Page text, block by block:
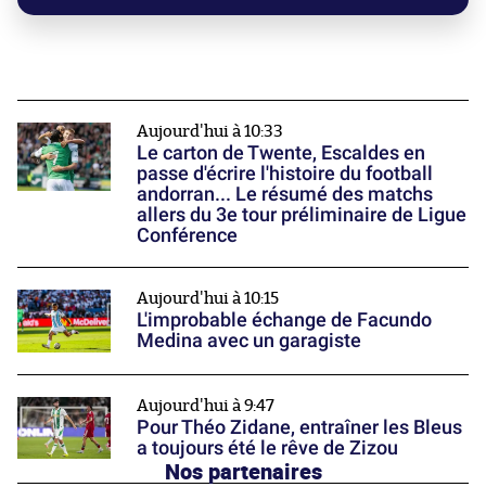
Aujourd'hui à 10:33
Le carton de Twente, Escaldes en
passe d'écrire l'histoire du football
andorran... Le résumé des matchs
allers du 3e tour préliminaire de Ligue
Conférence
Aujourd'hui à 10:15
L'improbable échange de Facundo
Medina avec un garagiste
Aujourd'hui à 9:47
Pour Théo Zidane, entraîner les Bleus
a toujours été le rêve de Zizou
Nos partenaires